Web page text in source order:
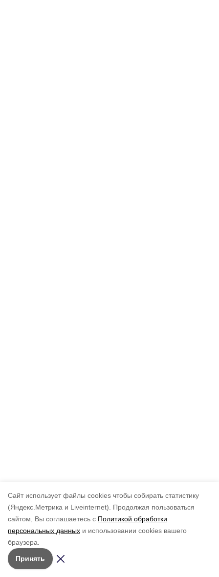
Cайт использует файлы cookies чтобы собирать статистику
(Яндекс.Метрика и Liveinternet).
Продолжая пользоваться
сайтом, Вы соглашаетесь с Политикой обработки
персональных данных и использовании cookies вашего
браузера.
Принять